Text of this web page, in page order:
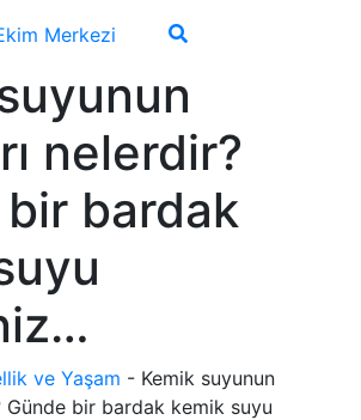
nelerdir?
bardak
ve Yaşam - Kemik suyunun
Günde bir bardak kemik suyu